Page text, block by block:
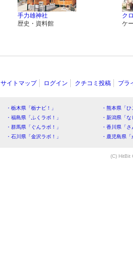
手力雄神社
歴史・資料館
ク
ケ
サイトマップ ログイン クチコミ投稿 プラ
・栃木県「栃ナビ！」
・熊本県「
・福島県「ふくラボ！」
・新潟県「
・群馬県「ぐんラボ！」
・香川県「
・石川県「金沢ラボ！」
・鹿児島県
(C) HitBit